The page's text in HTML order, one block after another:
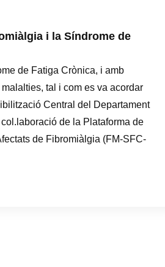
i la Síndrome de
de Fatiga Crònica, i amb
tal i com es va acordar
Central del Departament
de la Plataforma de
de Fibromiàlgia (FM-SFC-